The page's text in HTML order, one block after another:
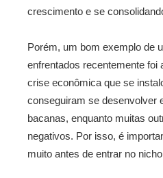
crescimento e se
Porém, um bom exemplo de
enfrentados recentemente foi
crise econômica que se
conseguiram se desenvolver
bacanas, enquanto muitas
negativos. Por isso, é
muito antes de entrar no